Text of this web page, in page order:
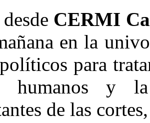
CERMI
en la
para
humanos y
de las